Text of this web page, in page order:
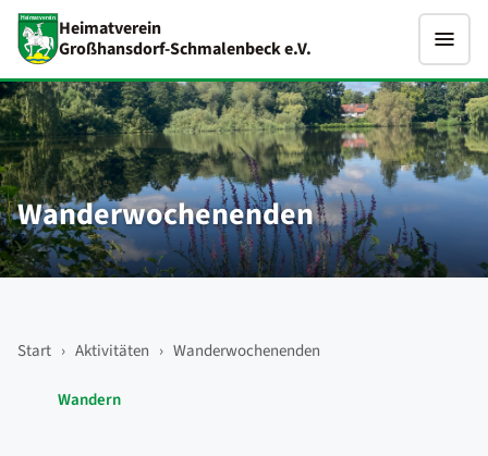
Heimatverein
Großhansdorf-Schmalenbeck e.V.
Wanderwochenenden
Start › Aktivitäten › Wanderwochenenden
Wandern